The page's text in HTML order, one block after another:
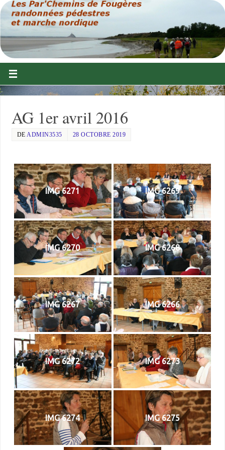
AG 1er avril 2016
DEADMIN3535 28 OCTOBRE 2019
IMG 6271 IMG 6269
IMG 6270 IMG 6268
IMG 6267 IMG 6266
IMG 6272 IMG 6273
IMG 6274 IMG 6275